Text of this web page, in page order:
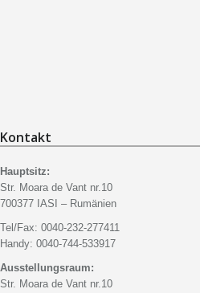
Kontakt
Hauptsitz:
Str. Moara de Vant nr.10
700377 IASI – Rumänien
Tel/Fax: 0040-232-277411
Handy: 0040-744-533917
Ausstellungsraum:
Str. Moara de Vant nr.10